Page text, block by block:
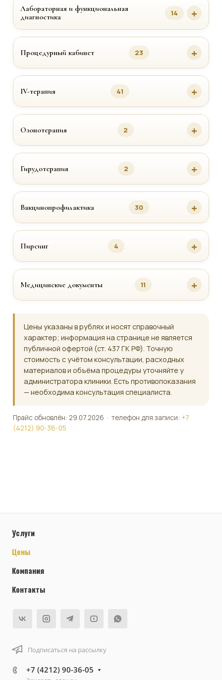
Лабораторная и функциональная
диагностика
14
Процедурный кабинет 23
IV-терапия 41
Озонотерапия 2
Гирудотерапия 2
Вакцинопрофилактика 30
Пирсинг 4
Медицинские документы 11
Цены указаны в рублях и носят справочный
характер; информация на странице не является
публичной офертой (ст. 437 ГК РФ). Точную
стоимость с учётом консультации, расходных
материалов и объёма процедуры уточняйте у
администратора клиники. Есть противопоказания
— необходима консультация специалиста.
Прайс обновлён: 29.07.2026 · телефон для записи: +7
(4212) 90-36-05
Услуги
Цены
Компания
Контакты
Подписаться на рассылку
+7 (4212) 90-36-05